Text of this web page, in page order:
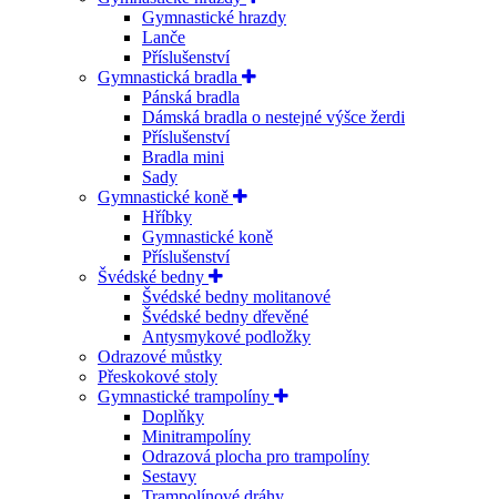
Gymnastické hrazdy
Lanče
Příslušenství
Gymnastická bradla
Pánská bradla
Dámská bradla o nestejné výšce žerdi
Příslušenství
Bradla mini
Sady
Gymnastické koně
Hříbky
Gymnastické koně
Příslušenství
Švédské bedny
Švédské bedny molitanové
Švédské bedny dřevěné
Antysmykové podložky
Odrazové můstky
Přeskokové stoly
Gymnastické trampolíny
Doplňky
Minitrampolíny
Odrazová plocha pro trampolíny
Sestavy